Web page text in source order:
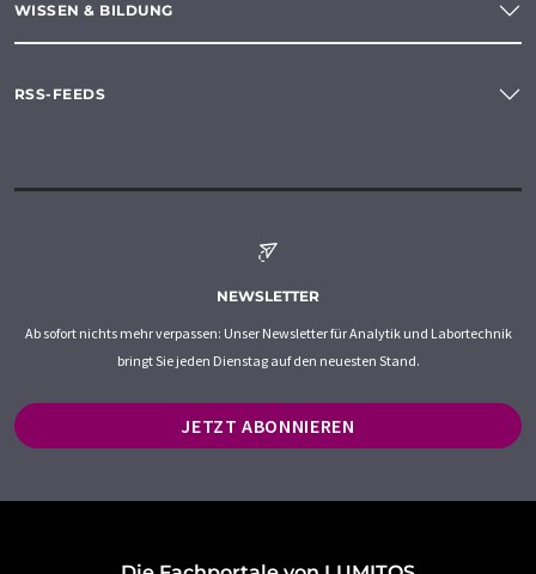
WISSEN & BILDUNG
RSS-FEEDS
NEWSLETTER
Ab sofort nichts mehr verpassen: Unser Newsletter für Analytik und Labortechnik
bringt Sie jeden Dienstag auf den neuesten Stand.
JETZT ABONNIEREN